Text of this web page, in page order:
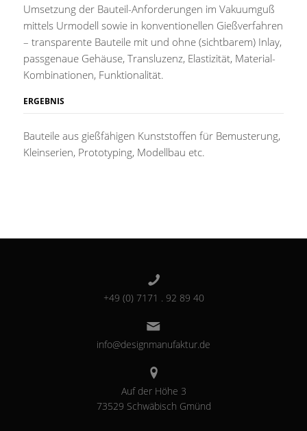
Umsetzung der Bauteil-Anforderungen im Vakuumguß
mittels Urmodell sowie in konventionellen Gießverfahren
– transparente Bauteile mit und ohne (sichtbarem) Inlay,
passgenaue Gehäuse, Transluzenz, Elastizität, Material-
Kombinationen, Funktionalität.
ERGEBNIS
Bauteile aus gießfähigen Kunststoffen für Bemusterung,
Kleinserien, Prototyping, Modellbau etc.
+49 (0) 7171 . 92 89 40
info@designmanufaktur.de
Auf der Höhe 3
73529 Schwäbisch Gmünd